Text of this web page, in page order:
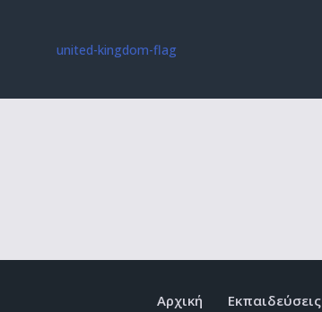
Αρχική Εκπαιδεύσεις